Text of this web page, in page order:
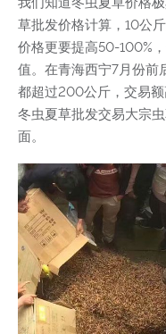
草批发价格计算，10公
价格更要提高50-100%
值。在青海西宁7月份前
都超过200公斤，交易
冬虫夏草批发交易大宗
面。